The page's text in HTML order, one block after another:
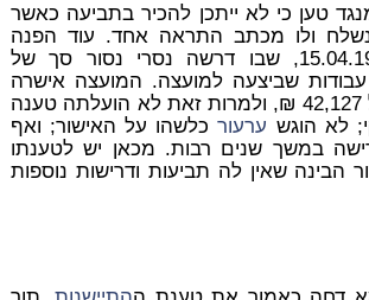
טען כי לא ייתכן להכיר בתביעה כאשר
ולו מכתב התראה אחד. עוד הפנה
לחשבון מיום 15.04.1994, שבו דרשה נסרי נסור סך של
עבור עבודות שביצעה למועצה. המועצה אישרה
אך ורק תשלום של 42,127 ₪, ולמרות זאת לא הועלתה טענה
לא הוגש ערעורכלשהו על האישור; ואף
במשך שנים רבות. מכאן יש לטענתו
הבינה שאין לה תביעות ודרישות נוספות